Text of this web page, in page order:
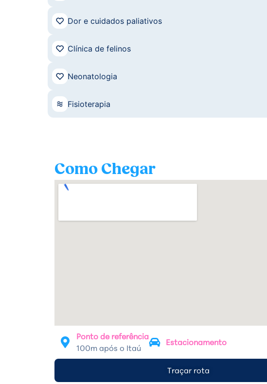
Dor e cuidados paliativos
Clínica de felinos
Neonatologia
Fisioterapia
Como Chegar
Ponto de referência
100m após o Itaú
Estacionamento
Traçar rota